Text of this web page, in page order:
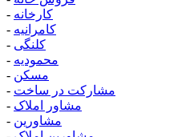
- کارخانه
- کامرانیه
- کلنگی
- محمودیه
- مسکن
- مشارکت در ساخت
- مشاور املاک
- مشاورین